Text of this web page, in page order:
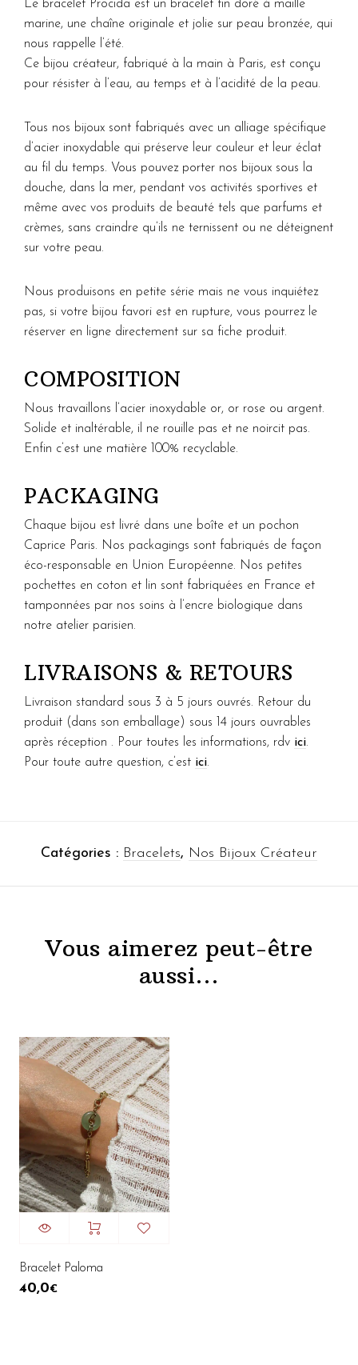
Le bracelet Procida est un bracelet fin doré à maille
marine, une chaîne originale et jolie sur peau bronzée, qui
nous rappelle l’été.
Ce bijou créateur, fabriqué à la main à Paris, est conçu
pour résister à l’eau, au temps et à l’acidité de la peau.
Tous nos bijoux sont fabriqués avec un alliage spécifique
d’acier inoxydable qui préserve leur couleur et leur éclat
au fil du temps. Vous pouvez porter nos bijoux sous la
douche, dans la mer, pendant vos activités sportives et
même avec vos produits de beauté tels que parfums et
crèmes, sans craindre qu’ils ne ternissent ou ne déteignent
sur votre peau.
Nous produisons en petite série mais ne vous inquiétez
pas, si votre bijou favori est en rupture, vous pourrez le
réserver en ligne directement sur sa fiche produit.
COMPOSITION
Nous travaillons l’acier inoxydable or, or rose ou argent.
Solide et inaltérable, il ne rouille pas et ne noircit pas.
Enfin c’est une matière 100% recyclable.
PACKAGING
Chaque bijou est livré dans une boîte et un pochon
Caprice Paris. Nos packagings sont fabriqués de façon
éco-responsable en Union Européenne. Nos petites
pochettes en coton et lin sont fabriquées en France et
tamponnées par nos soins à l’encre biologique dans
notre atelier parisien.
LIVRAISONS & RETOURS
Livraison standard sous 3 à 5 jours ouvrés. Retour du
produit (dans son emballage) sous 14 jours ouvrables
après réception . Pour toutes les informations, rdv ici.
Pour toute autre question, c’est ici.
Catégories : Bracelets, Nos Bijoux Créateur
Vous aimerez peut-être
aussi…
Bracelet Paloma
40,0€